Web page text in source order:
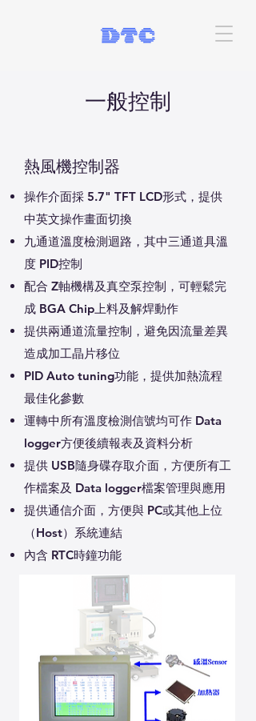
一般控制
熱風機控制器
操作介面採 5.7" TFT LCD形式，提供
中英文操作畫面切換
九通道溫度檢測迴路，其中三通道具溫
度 PID控制
配合 Z軸機構及真空泵控制，可輕鬆完
成 BGA Chip上料及解焊動作
提供兩通道流量控制，避免因流量差異
造成加工晶片移位
PID Auto tuning功能，提供加熱流程
最佳化參數
運轉中所有溫度檢測信號均可作 Data
logger方便後續報表及資料分析
提供 USB隨身碟存取介面，方便所有工
作檔案及 Data logger檔案管理與應用
提供通信介面，方便與 PC或其他上位
（Host）系統連結
內含 RTC時鐘功能